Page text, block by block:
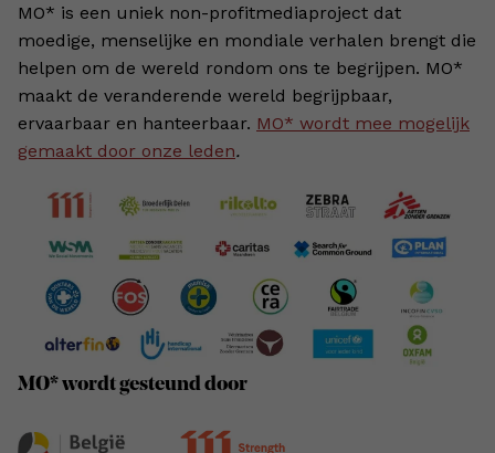
MO* is een uniek non-profitmediaproject dat
moedige, menselijke en mondiale verhalen brengt die
helpen om de wereld rondom ons te begrijpen. MO*
maakt de veranderende wereld begrijpbaar,
ervaarbaar en hanteerbaar. MO* wordt mee mogelijk
gemaakt door onze leden.
MO* wordt gesteund door